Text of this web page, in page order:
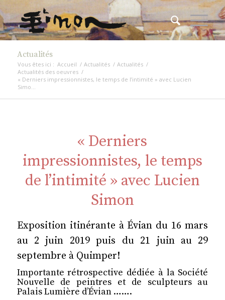
Actualités
Vous êtes ici : Accueil / Actualités / Actualités /
Actualités des oeuvres /
« Derniers impressionnistes, le temps de l’intimité » avec Lucien
Simo...
« Derniers
impressionnistes, le temps
de l’intimité » avec Lucien
Simon
Exposition itinérante à Évian du 16 mars
au 2 juin 2019 puis du 21 juin au 29
septembre à Quimper!
Importante rétrospective dédiée à la Société
Nouvelle de peintres et de sculpteurs au
Palais Lumière d’Évian …….